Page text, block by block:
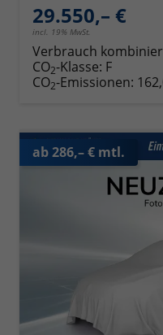
29.550,– €
incl. 19% MwSt.
Verbrauch
CO2-Klasse: F
CO2-Emissionen:
ab 286,– € mtl.